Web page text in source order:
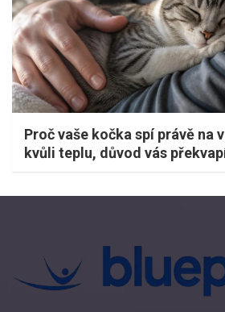
Proč vaše kočka spí právě na
kvůli teplu, důvod vás